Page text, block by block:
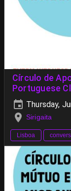
Círculo de
Portuguese
Thursday,
Sirigaita
Lisboa